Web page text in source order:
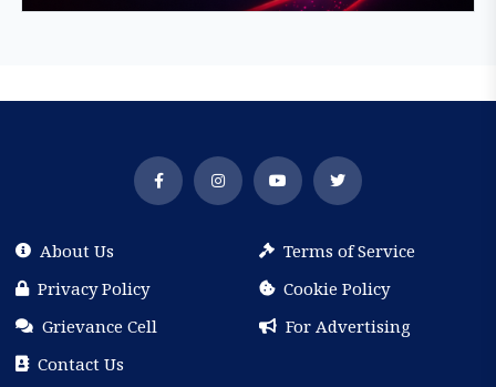
About Us
Terms of Service
Privacy Policy
Cookie Policy
Grievance Cell
For Advertising
Contact Us